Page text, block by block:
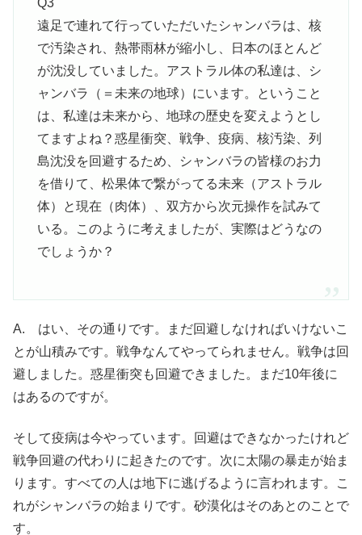
Q3
遠足で連れて行っていただいたシャンバラは、核
で汚染され、熱帯雨林が縮小し、日本のほとんど
が沈没していました。アストラル体の私達は、シ
ャンバラ（＝未来の地球）にいます。ということ
は、私達は未来から、地球の歴史を変えようとし
てますよね？惑星衝突、戦争、疫病、核汚染、列
島沈没を回避するため、シャンバラの皆様のお力
を借りて、松果体で繋がってる未来（アストラル
体）と現在（肉体）、双方から次元操作を試みて
いる。このように考えましたが、実際はどうなの
でしょうか？
A. はい、その通りです。まだ回避しなければいけないこ
とが山積みです。戦争なんてやってられません。戦争は回
避しました。惑星衝突も回避できました。まだ10年後に
はあるのですが。
そして疫病は今やっています。回避はできなかったけれど
戦争回避の代わりに起きたのです。次に太陽の暴走が始ま
ります。すべての人は地下に逃げるように言われます。こ
れがシャンバラの始まりです。砂漠化はそのあとのことで
す。